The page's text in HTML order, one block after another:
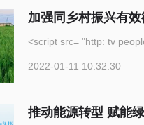
加强同乡村振兴有
<script
2022-01-11 10:32:30
推动能源转型 赋能